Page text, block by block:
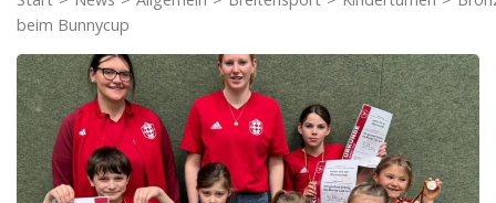
beim Bunnycup